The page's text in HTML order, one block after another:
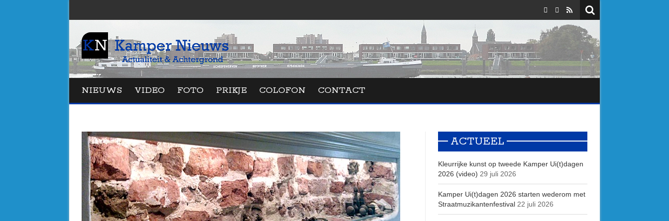
NIEUWS VIDEO FOTO PRIKJE COLOFON CONTACT
ACTUEEL
Kleurrijke kunst op tweede Kamper Ui(t)dagen
2026 (video) 29 juli 2026
Kamper Ui(t)dagen 2026 starten wederom met
Straatmuzikantenfestival 22 juli 2026